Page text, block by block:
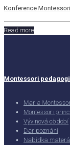
Konference
Read more
Montessori
Maria
Montessori
Vývinová období
Dar poznání
Nabídka